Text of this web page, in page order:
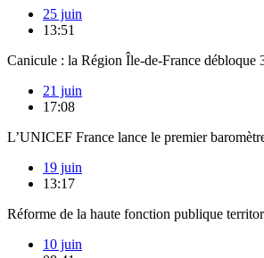
25 juin
13:51
Canicule : la Région Île-de-France débloque
21 juin
17:08
L’UNICEF France lance le premier
19 juin
13:17
Réforme de la haute fonction publique
10 juin